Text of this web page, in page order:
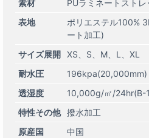
素材
PUラミネートストレ
表地
ポリエステル100%
ート加工)
サイズ展開 XS S M L
XL
耐水圧
196kpa(20,000mm)
透湿度
10,000g/㎡/24hr(B-
特性その他 撥水加工
原産国
中国